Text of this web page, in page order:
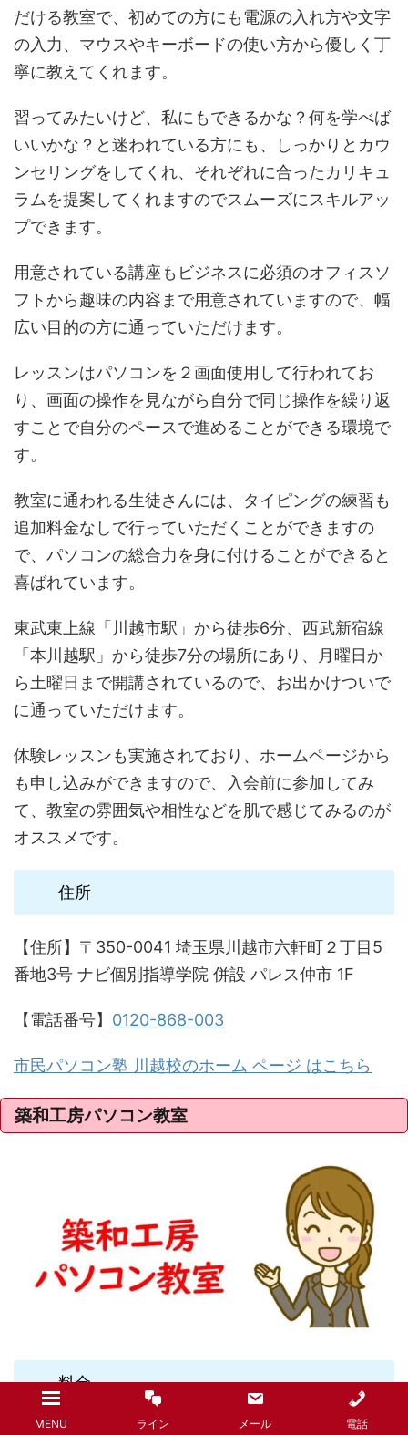
だける教室で、初めての方にも電源の入れ方や文字
の入力、マウスやキーボードの使い方から優しく丁
寧に教えてくれます。
習ってみたいけど、私にもできるかな？何を学べば
いいかな？と迷われている方にも、しっかりとカウ
ンセリングをしてくれ、それぞれに合ったカリキュ
ラムを提案してくれますのでスムーズにスキルアッ
プできます。
用意されている講座もビジネスに必須のオフィスソ
フトから趣味の内容まで用意されていますので、幅
広い目的の方に通っていただけます。
レッスンはパソコンを２画面使用して行われてお
り、画面の操作を見ながら自分で同じ操作を繰り返
すことで自分のペースで進めることができる環境で
す。
教室に通われる生徒さんには、タイピングの練習も
追加料金なしで行っていただくことができますの
で、パソコンの総合力を身に付けることができると
喜ばれています。
東武東上線「川越市駅」から徒歩6分、西武新宿線
「本川越駅」から徒歩7分の場所にあり、月曜日か
ら土曜日まで開講されているので、お出かけついで
に通っていただけます。
体験レッスンも実施されており、ホームページから
も申し込みができますので、入会前に参加してみ
て、教室の雰囲気や相性などを肌で感じてみるのが
オススメです。
住所
【住所】〒350-0041 埼玉県川越市六軒町２丁目5
番地3号 ナビ個別指導学院 併設 パレス仲市 1F
【電話番号】 0120-868-003
市民パソコン塾 川越校のホーム ページ はこちら
築和工房パソコン教室
料金
MENU ライン メール 電話